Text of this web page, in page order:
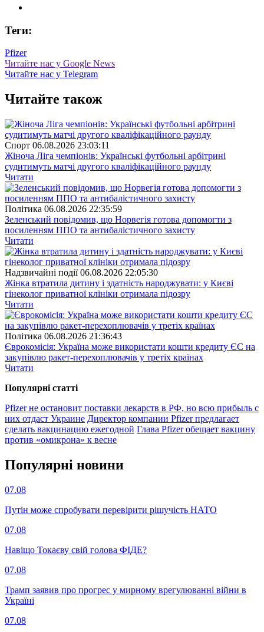
Теги:
Pfizer
Читайте нас у Google News
Читайте нас у Telegram
Читайте також
Спорт 06.08.2026 23:03:11
Жіноча Ліга чемпіонів: Українські футбольні арбітрині
судитимуть матчі другого кваліфікаційного раунду
Читати
Полiтика 06.08.2026 22:35:59
Зеленський повідомив, що Норвегія готова допомогти з
посиленням ППО та антибалістичного захисту
Читати
Надзвичайні події 06.08.2026 22:05:30
Жінка втратила дитину і здатність народжувати: у Києві
гінеколог приватної клініки отримала підозру
Читати
Полiтика 06.08.2026 21:36:43
Єврокомісія: Україна може використати кошти кредиту ЄС на
закупівлю ракет-перехоплювачів у третіх країнах
Читати
Популярнi статтi
Pfizer не остановит поставки лекарств в РФ, но всю прибыль с
них отдаст Украине Директор компании Pfizer предлагает
сделать вакцинацию ежегодной Глава Pfizer обещает вакцину
против «омикрона» к весне
Популярнi новини
07.08
Путін може спробувати перевірити рішучість НАТО
07.08
Навіщо Токаєву свій голова ФІДЕ?
07.08
Трамп заявив про прогрес у мирному врегулюванні війни в
Україні
07.08